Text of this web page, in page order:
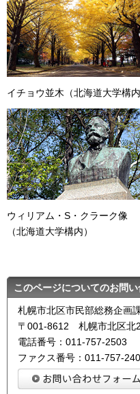
イチョウ並木（北海道大学構内
ウィリアム・S・クラーク像
（北海道大学構内）
このページについてのお問
札幌市北区市民部総務企画
〒001-8612 札幌市北区北
電話番号：011-757-2503
ファクス番号：011-757-